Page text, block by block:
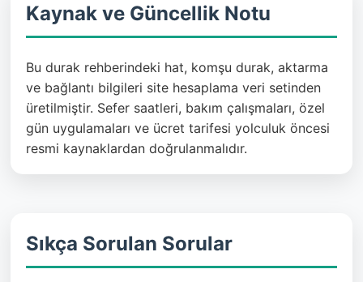
Kaynak ve Güncellik Notu
Bu durak rehberindeki hat, komşu durak, aktarma
ve bağlantı bilgileri site hesaplama veri setinden
üretilmiştir. Sefer saatleri, bakım çalışmaları, özel
gün uygulamaları ve ücret tarifesi yolculuk öncesi
resmi kaynaklardan doğrulanmalıdır.
Sıkça Sorulan Sorular